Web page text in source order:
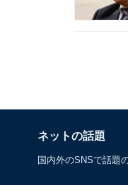
ネットの話題
国内外のSNSで話題